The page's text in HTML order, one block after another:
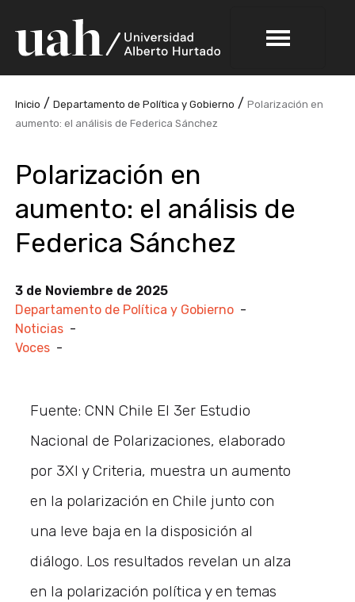
Inicio /Departamento de Política y Gobierno /Polarización en
aumento: el análisis de Federica Sánchez
Polarización en
aumento: el análisis de
Federica Sánchez
3 de Noviembre de 2025
Departamento de Política y Gobierno -
Noticias -
Voces -
Fuente: CNN Chile El 3er Estudio
Nacional de Polarizaciones, elaborado
por 3XI y Criteria, muestra un aumento
en la polarización en Chile junto con
una leve baja en la disposición al
diálogo. Los resultados revelan un alza
en la polarización política y en temas